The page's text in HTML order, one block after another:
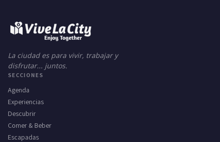
La ciudad es para vivir, trabajar y
disfrutar... juntos.
SECCIONES
Agenda
Experiencias
Descubrir
Comer & Beber
Escapadas